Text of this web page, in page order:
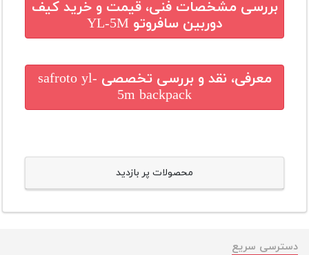
بررسی مشخصات فنی، قیمت و خریدکیف
دوربین سافروتو YL-5M
معرفی، نقد و بررسی تخصصی safroto yl-
5m backpack
محصولات پر بازدید
دسترسی سریع